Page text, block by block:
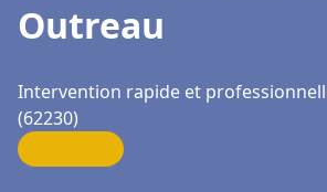
Outreau
Intervention rapide et
(62230)